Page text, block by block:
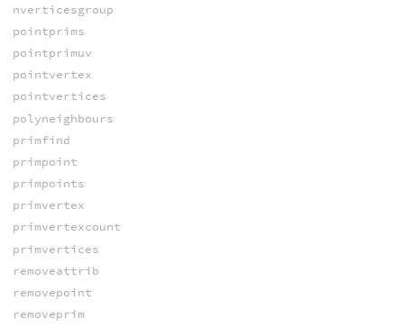
nverticesgroup
pointprims
pointprimuv
pointvertex
pointvertices
polyneighbours
primfind
primpoint
primpoints
primvertex
primvertexcount
primvertices
removeattrib
removepoint
removeprim